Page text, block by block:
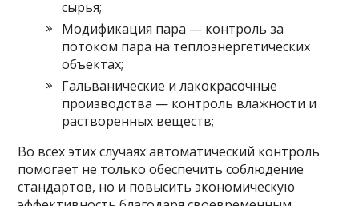
сырья;
Модификация пара — контроль за
потоком пара на теплоэнергетических
объектах;
Гальванические и лакокрасочные
производства — контроль влажности и
растворенных веществ;
Во всех этих случаях автоматический контроль
помогает не только обеспечить соблюдение
стандартов, но и повысить экономическую